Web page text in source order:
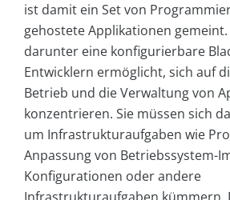
ist damit ein Set von
gehostete Applikationen
darunter eine konfigurierbare
Entwicklern ermöglicht, sich auf
Betrieb und die Verwaltung von
konzentrieren. Sie müssen sich
um Infrastrukturaufgaben wie
Anpassung von Betriebssystem-
Konfigurationen oder andere